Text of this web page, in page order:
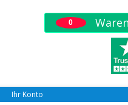
0
Ihr Konto